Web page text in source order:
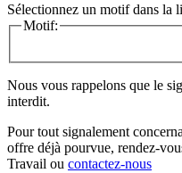
Sélectionnez un motif dans la
Motif:
Nous vous rappelons que le
interdit.
Pour tout signalement
offre déjà pourvue, rendez-
Travail ou contactez-nous